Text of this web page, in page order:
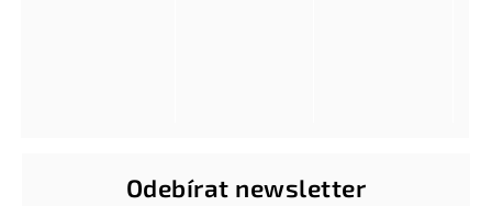
Odebírat newsletter